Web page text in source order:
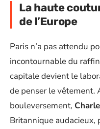
La haute
de l’Europe
Paris n’a pas attendu
incontournable du
capitale devient le
de penser le vêtement.
bouleversement,
Britannique audacieux,